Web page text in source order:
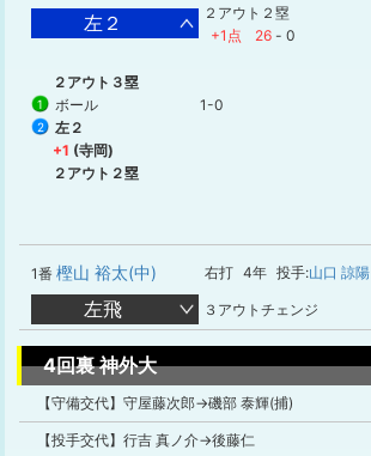
左２
２アウト２塁
+1点
26 - 0
２アウト３塁
1 ボール 1-0
2
左２
+1 (寺岡)
２アウト２塁
1番 樫山 裕太(中) 右打 4年 投手:山口 諒陽
左飛 ３アウトチェンジ
4回裏 神外大
【守備交代】守屋藤次郎→磯部 泰輝(捕)
【投手交代】行吉 真ノ介→後藤仁